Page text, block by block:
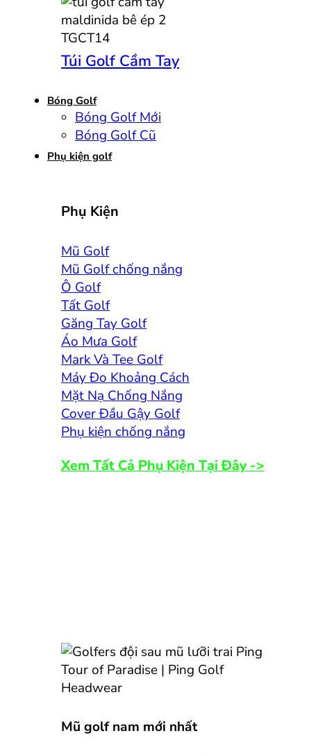
Túi Golf Cầm Tay
Bóng Golf
Bóng Golf Mới
Bóng Golf Cũ
Phụ kiện golf
Phụ Kiện
Mũ Golf
Mũ Golf chống nắng
Ô Golf
Tất Golf
Găng Tay Golf
Áo Mưa Golf
Mark Và Tee Golf
Máy Đo Khoảng Cách
Mặt Nạ Chống Nắng
Cover Đầu Gậy Golf
Phụ kiện chống nắng
Xem Tất Cả Phụ Kiện Tại Đây ->
Mũ golf nam mới nhất